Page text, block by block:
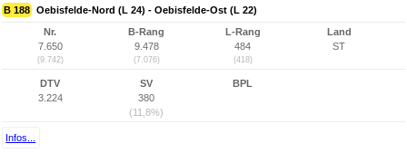
B 188 Oebisfelde-Nord (L 24) - Oebisfelde-Ost (L 22)
Nr.
7.650
(9.742)
B-Rang
9.478
(7.076)
L-Rang
484
(418)
Land
ST
DTV
3.224
SV
380
(11,8%)
BPL
Infos...